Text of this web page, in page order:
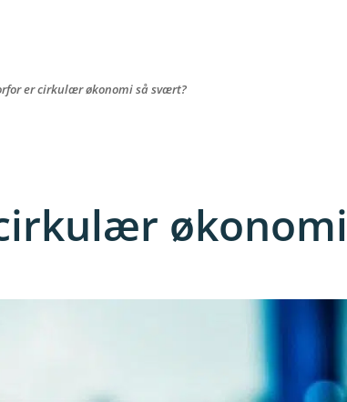
er cirkulær økonomi så svært?